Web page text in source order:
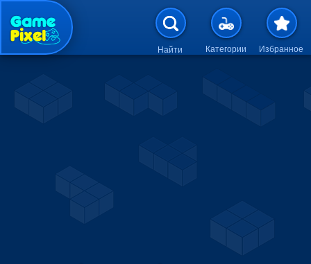
Перейти к основному
Найти Категории Избранное